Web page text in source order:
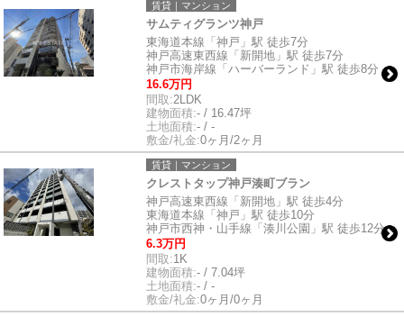
賃貸｜マンション
サムティグランツ神戸
東海道本線「神戸」駅 徒歩7分
神戸高速東西線「新開地」駅 徒歩7分
神戸市海岸線「ハーバーランド」駅 徒歩8分
16.6万円
間取:2LDK
建物面積:- / 16.47坪
土地面積:- / -
敷金/礼金:0ヶ月/2ヶ月
賃貸｜マンション
クレストタップ神戸湊町ブラン
神戸高速東西線「新開地」駅 徒歩4分
東海道本線「神戸」駅 徒歩10分
神戸市西神・山手線「湊川公園」駅 徒歩12分
6.3万円
間取:1K
建物面積:- / 7.04坪
土地面積:- / -
敷金/礼金:0ヶ月/0ヶ月